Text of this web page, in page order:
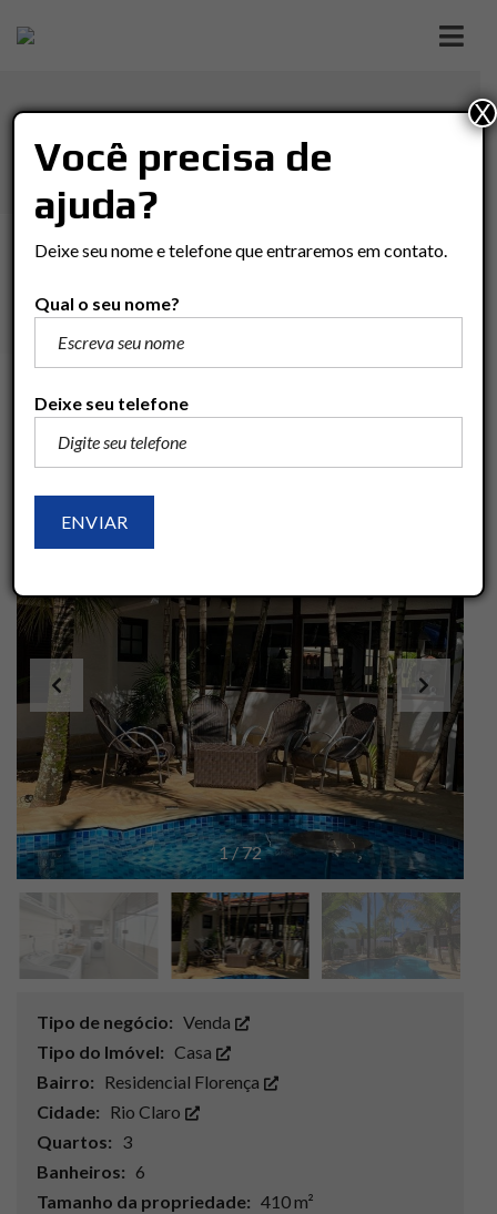
RESIDENCIAL FLORENÇA
Imóveis
Rio Claro
R$2.400.000
Adicionar para comparar
1/72
Tipo de negócio: Venda
Tipo do Imóvel: Casa
Bairro: Residencial Florença
Cidade: Rio Claro
Quartos: 3
Banheiros: 6
Tamanho da propriedade: 410 m²
Você precisa de
ajuda?
Deixe seu nome e telefone que entraremos em contato.
Qual o seu nome?
Deixe seu telefone
X